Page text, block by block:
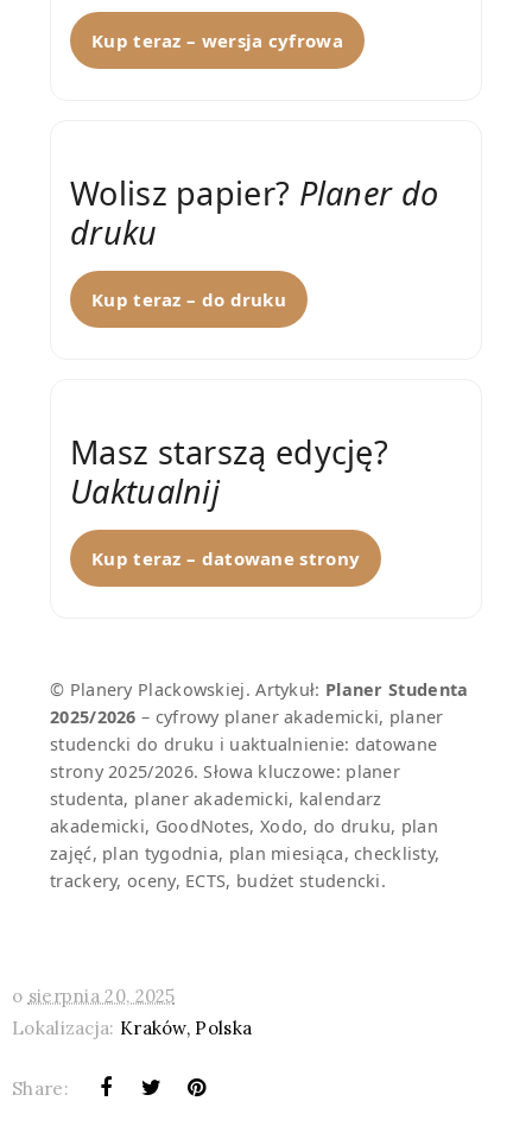
Kup teraz – wersja cyfrowa
Wolisz papier? Planer do
druku
Kup teraz – do druku
Masz starszą edycję?
Uaktualnij
Kup teraz – datowane strony
© Planery Plackowskiej. Artykuł: Planer Studenta
2025/2026 – cyfrowy planer akademicki, planer
studencki do druku i uaktualnienie: datowane
strony 2025/2026. Słowa kluczowe: planer
studenta, planer akademicki, kalendarz
akademicki, GoodNotes, Xodo, do druku, plan
zajęć, plan tygodnia, plan miesiąca, checklisty,
trackery, oceny, ECTS, budżet studencki.
o sierpnia 20, 2025
Lokalizacja: Kraków, Polska
Share: